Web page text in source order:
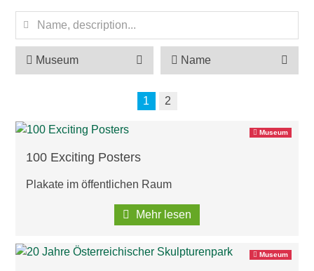
News-Ticker
Frauen
Wirtschaftsbund
Graz & Steiermark
Museum Name
1 2
Museum
100 Exciting Posters
Plakate im öffentlichen Raum
Mehr lesen
Museum